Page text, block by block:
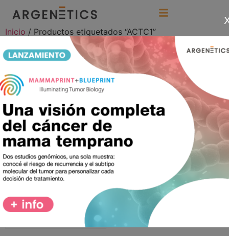
Inicio / Productos etiquetados “ACTC1”
ACTC1
Mostrando el único resultado